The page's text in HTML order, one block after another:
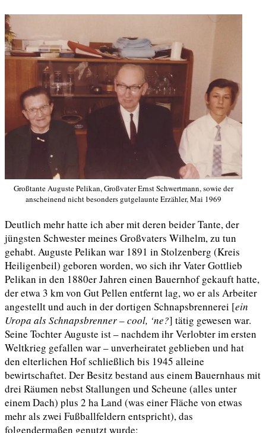
Großtante Auguste Pelikan, Großvater Ernst Schwertmann, sowie der
anscheinend nicht besonders gutgelaunte Erzähler, Mai 1969
Deutlich mehr hatte ich aber mit deren beider Tante, der
jüngsten Schwester meines Großvaters Wilhelm, zu tun
gehabt. Auguste Pelikan war 1891 in Stolzenberg (Kreis
Heiligenbeil) geboren worden, wo sich ihr Vater Gottlieb
Pelikan in den 1880er Jahren einen Bauernhof gekauft hatte,
der etwa 3 km von Gut Pellen entfernt lag, wo er als Arbeiter
angestellt und auch in der dortigen Schnapsbrennerei [ein
Uropa als Schnapsbrenner – cool, ‘ne?] tätig gewesen war.
Seine Tochter Auguste ist – nachdem ihr Verlobter im ersten
Weltkrieg gefallen war – unverheiratet geblieben und hat
den elterlichen Hof schließlich bis 1945 alleine
bewirtschaftet. Der Besitz bestand aus einem Bauernhaus mit
drei Räumen nebst Stallungen und Scheune (alles unter
einem Dach) plus 2 ha Land (was einer Fläche von etwas
mehr als zwei Fußballfeldern entspricht), das
folgendermaßen genutzt wurde: